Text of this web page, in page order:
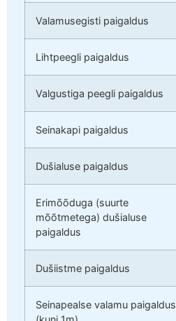
Valamusegisti paigaldus
Lihtpeegli paigaldus
Valgustiga peegli paigaldus
Seinakapi paigaldus
Dušialuse paigaldus
Erimõõduga (suurte
mõõtmetega) dušialuse
paigaldus
Dušiistme paigaldus
Seinapealse valamu paigaldus